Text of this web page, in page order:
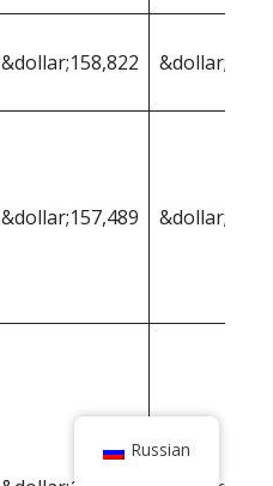
&dollar;158,822
&dollar;157,489
Russian